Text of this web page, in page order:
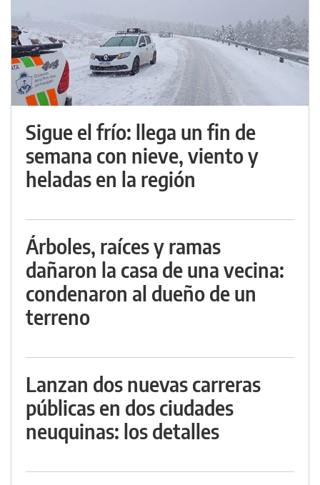
Sigue el frío: llega un fin de
semana con nieve, viento y
heladas en la región
Árboles, raíces y ramas
dañaron la casa de una vecina:
condenaron al dueño de un
terreno
Lanzan dos nuevas carreras
públicas en dos ciudades
neuquinas: los detalles